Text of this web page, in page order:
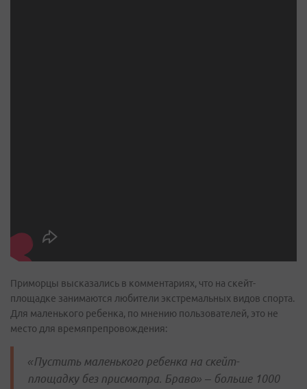
Приморцы высказались в комментариях, что на скейт-
площадке занимаются любители экстремальных видов спорта.
Для маленького ребенка, по мнению пользователей, это не
место для времяпрепровождения:
«Пустить маленького ребенка на скейт-
площадку без присмотра. Браво» – больше 1000